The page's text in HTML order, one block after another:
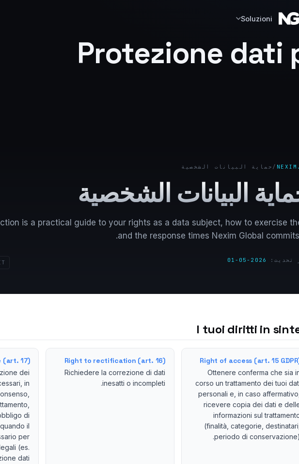
Soluzioni
Protezione dati
/ حماية البيانات الشخصية
البيانات الشخصية
is a practical guide to your rights as a data subject, how to exercise
and the response times Nexim Global
تحديث: 2026-05-01
I tuoi diritti in
Right of access (art. 15
Ottenere conferma che sia
corso un trattamento dei tuoi
personali e, in caso affermativo,
ricevere copia dei dati e
informazioni sul
(finalità, categorie, destinatari,
periodo di conservazione).
Right to rectification (art. 16)
Richiedere la correzione di dati
inesatti o incompleti.
(art. 17)
dei
in
di
il
per
(es.
dati